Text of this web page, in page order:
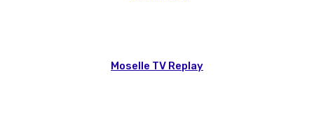
Moselle TV Replay